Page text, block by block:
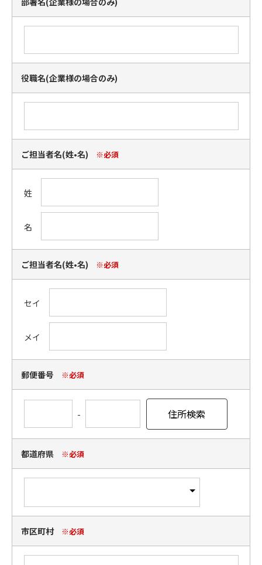
役職名(企業様の場合のみ)
ご担当者名(姓•名) ※必須
姓
名
ご担当者名(姓•名) ※必須
セイ
メイ
郵便番号 ※必須
-
都道府県 ※必須
市区町村 ※必須